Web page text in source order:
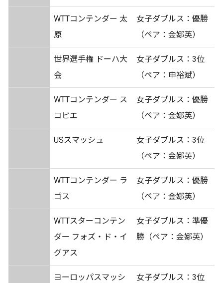
WTTコンテンダー 太
原
女子ダブルス：優勝
（ペア：金娜英）
世界選手権 ドーハ大
会
女子ダブルス：3位
（ペア：申裕斌）
WTTコンテンダー ス
コピエ
女子ダブルス：優勝
（ペア：金娜英）
USスマッシュ
女子ダブルス：3位
（ペア：金娜英）
WTTコンテンダー ラ
ゴス
女子ダブルス：優勝
（ペア：金娜英）
WTTスターコンテン
ダー フォズ・ド・イ
グアス
女子ダブルス：準優
勝（ペア：金娜英）
ヨーロッパスマッシ
女子ダブルス：3位